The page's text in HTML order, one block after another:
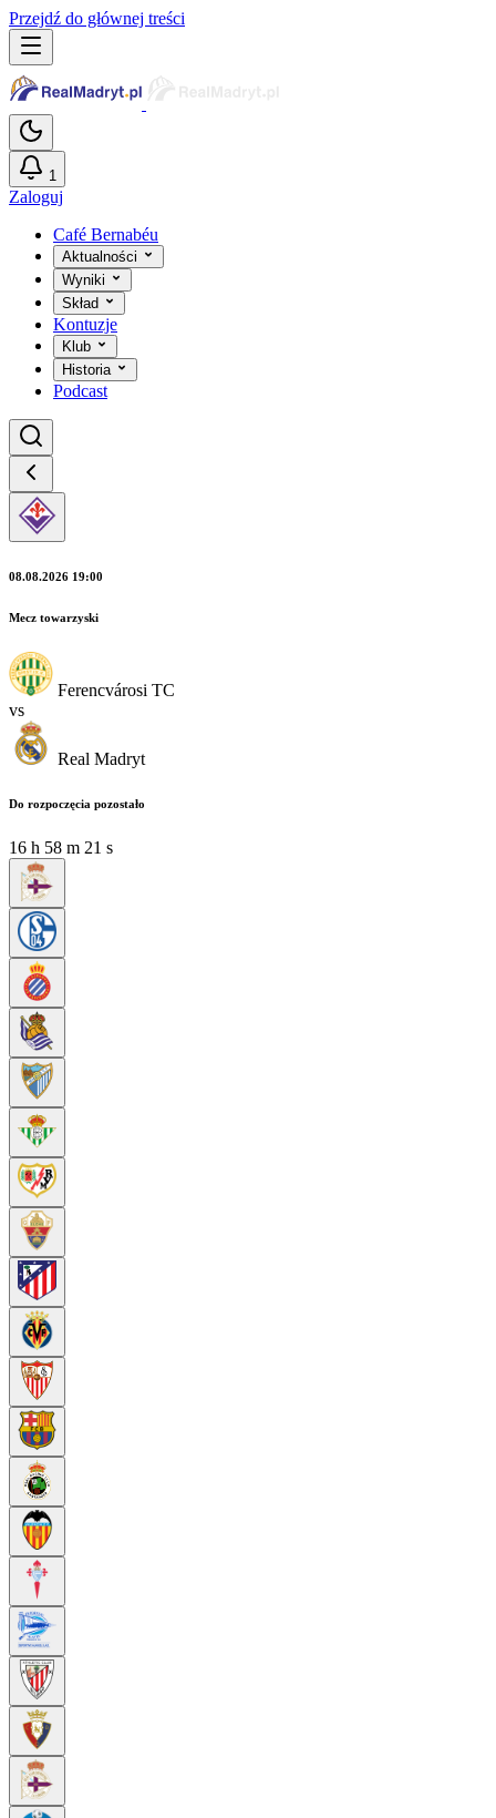
Przejdź do głównej treści
1
Zaloguj
Café Bernabéu
Aktualności
Wyniki
Skład
Kontuzje
Klub
Historia
Podcast
08.08.2026 19:00
Mecz towarzyski
Ferencvárosi TC
vs
Real Madryt
Do rozpoczęcia pozostało
16 h 58 m 20 s